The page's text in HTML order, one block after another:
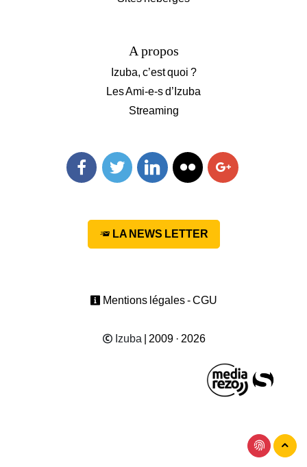
A propos
Izuba, c’est quoi ?
Les Ami-e-s d’Izuba
Streaming
LA NEWS LETTER
Mentions légales - CGU
Izuba | 2009 · 2026